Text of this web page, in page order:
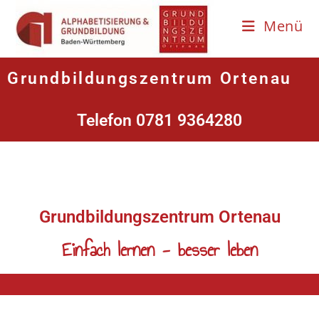
Menü
Grundbildungszentrum Ortenau
Telefon 0781 9364280
Grundbildungszentrum Ortenau
Einfach lernen - besser leben